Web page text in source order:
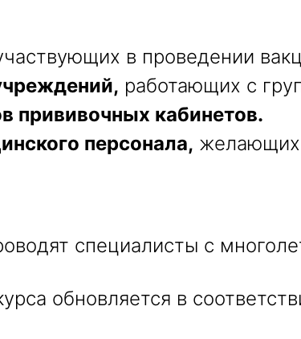
в проведении
работающих с
прививочных кабинетов.
персонала, желающих
специалисты с
обновляется в